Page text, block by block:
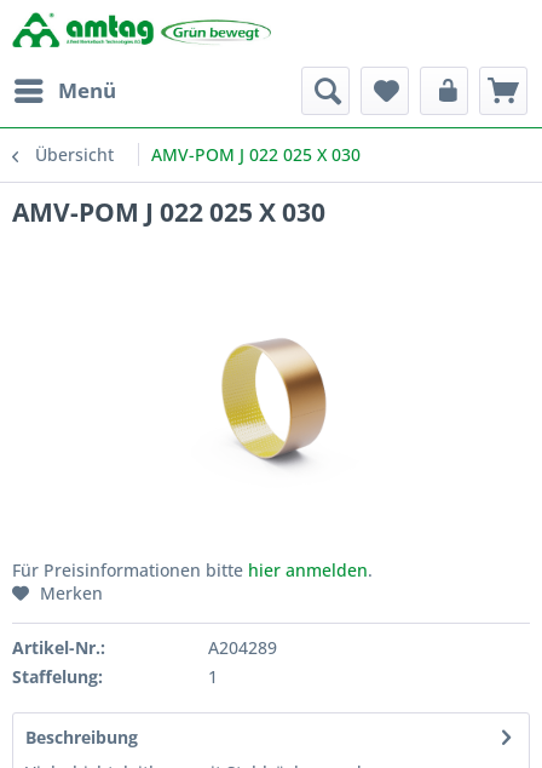
Menü
Übersicht AMV-POM J 022 025 X 030
AMV-POM J 022 025 X 030
Für Preisinformationen bitte hier anmelden.
Merken
Artikel-Nr.:
A204289
Staffelung:
1
Beschreibung